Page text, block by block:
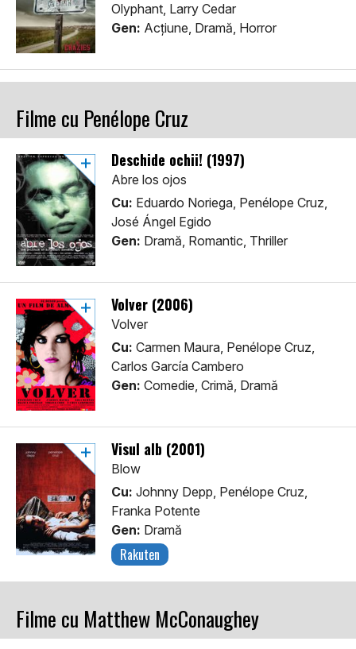
Olyphant, Larry Cedar
Gen: Acţiune, Dramă, Horror
Filme cu Penélope Cruz
Deschide ochii! (1997)
Abre los ojos
Cu: Eduardo Noriega, Penélope Cruz,
José Ángel Egido
Gen: Dramă, Romantic, Thriller
Volver (2006)
Volver
Cu: Carmen Maura, Penélope Cruz,
Carlos García Cambero
Gen: Comedie, Crimă, Dramă
Visul alb (2001)
Blow
Cu: Johnny Depp, Penélope Cruz,
Franka Potente
Gen: Dramă
Rakuten
Filme cu Matthew McConaughey